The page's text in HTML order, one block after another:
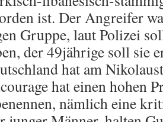
ist. Der Angreifer
Gruppe, laut Polizei
der 49jährige soll sie
hat am
hat einen hohen
nämlich eine